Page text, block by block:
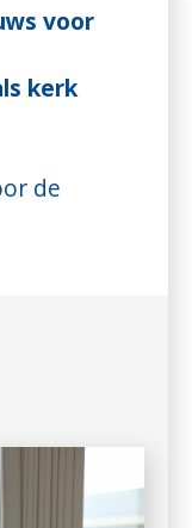
voor
kerk
de